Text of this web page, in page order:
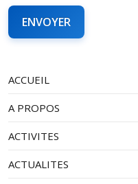
ACCUEIL
A PROPOS
ACTIVITES
ACTUALITES